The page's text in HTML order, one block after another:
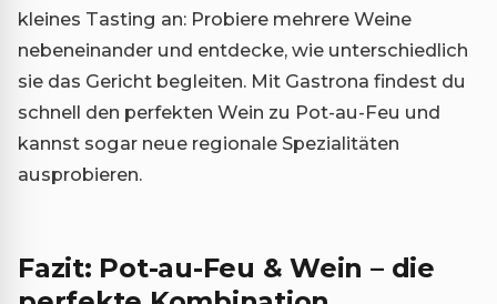
kleines Tasting an: Probiere mehrere Weine
nebeneinander und entdecke, wie unterschiedlich
sie das Gericht begleiten. Mit Gastrona findest du
schnell den perfekten Wein zu Pot-au-Feu und
kannst sogar neue regionale Spezialitäten
ausprobieren.
Fazit: Pot-au-Feu & Wein – die